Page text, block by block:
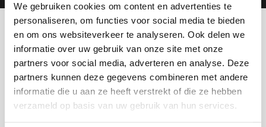
We gebruiken cookies om content en advertenties te
personaliseren, om functies voor social media te bieden
en om ons websiteverkeer te analyseren. Ook delen we
informatie over uw gebruik van onze site met onze
partners voor social media, adverteren en analyse. Deze
partners kunnen deze gegevens combineren met andere
informatie die u aan ze heeft verstrekt of die ze hebben
verzameld op basis van uw gebruik van hun services.
Can we help?
Customer service:
Call us